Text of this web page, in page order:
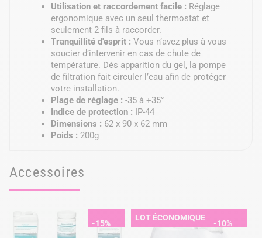
Utilisation et raccordement facile : Réglage
ergonomique avec un seul thermostat et
seulement 2 fils à raccorder.
Tranquillité d'esprit : Vous n’avez plus à vous
soucier d’intervenir en cas de chute de
température. Dès apparition du gel, la pompe
de filtration fait circuler l’eau afin de protéger
votre installation.
Plage de réglage : -35 à +35°
Indice de protection : IP-44
Dimensions : 62 x 90 x 62 mm
Poids : 200g
Accessoires
-15%
LOT ÉCONOMIQUE
-10%